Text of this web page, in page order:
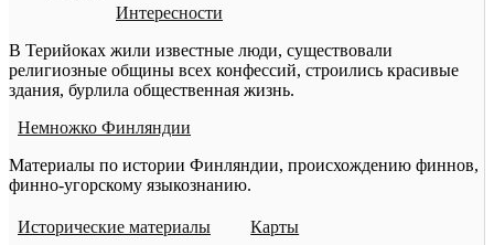
Интересности
В Терийоках жили известные люди, существовали
религиозные общины всех конфессий, строились красивые
здания, бурлила общественная жизнь.
Немножко Финляндии
Материалы по истории Финляндии, происхождению финнов,
финно-угорскому языкознанию.
Исторические материалы Карты